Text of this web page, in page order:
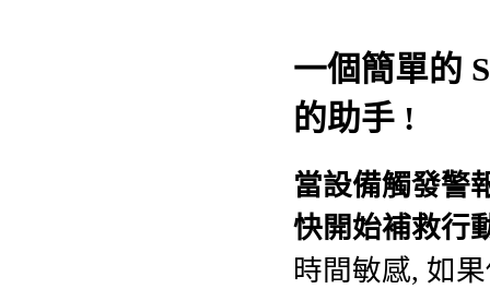
一個簡單的
的助手 !
當設備觸發警
快開始補救行
時間敏感, 如